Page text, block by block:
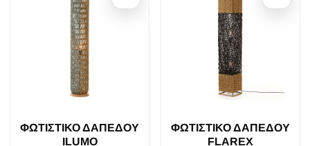
ΦΩΤΙΣΤΙΚΟ ΔΑΠΕΔΟΥ
ILUMO
ΦΩΤΙΣΤΙΚΟ ΔΑΠΕΔΟΥ
FLAREX